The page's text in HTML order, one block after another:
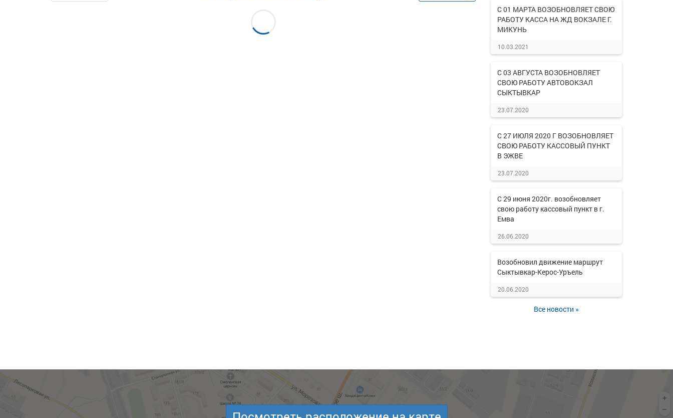
С 01 МАРТА ВОЗОБНОВЛЯЕТ СВОЮ
РАБОТУ КАССА НА ЖД ВОКЗАЛЕ Г.
МИКУНЬ
10.03.2021
С 03 АВГУСТА ВОЗОБНОВЛЯЕТ
СВОЮ РАБОТУ АВТОВОКЗАЛ
СЫКТЫВКАР
23.07.2020
С 27 ИЮЛЯ 2020 Г ВОЗОБНОВЛЯЕТ
СВОЮ РАБОТУ КАССОВЫЙ ПУНКТ
В ЭЖВЕ
23.07.2020
С 29 июня 2020г. возобновляет
свою работу кассовый пункт в г.
Емва
26.06.2020
Возобновил движение маршрут
Сыктывкар-Керос-Уръель
20.06.2020
Все новости »